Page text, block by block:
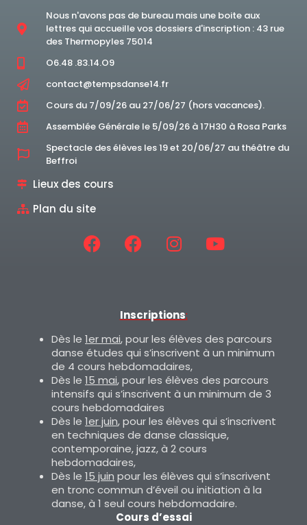
Nous n'avons pas de bureau mais une boite aux
lettres qui accueille vos dossiers d'inscription : 43 rue
des Thermopyles 75014
O6.48 .83.14.O9
contact@tempsdanse14.fr
Cours du 7/09/26 au 27/06/27 (hors vacances).
Assemblée Générale le 5/09/26 à 17H30 à Rosa Parks
Spectacle des élèves les 19 et 20/06/27 au théâtre du
Beffroi
Lieux des cours
Plan du site
Inscriptions:
Dès le 1er mai, pour les élèves des parcours
danse études qui s’inscrivent à un minimum
de 4 cours hebdomadaires,
Dès le 15 mai, pour les élèves des parcours
intensifs qui s’inscrivent à un minimum de 3
cours hebdomadaires
Dès le 1er juin, pour les élèves qui s’inscrivent
en techniques de danse classique,
contemporaine, jazz, à 2 cours
hebdomadaires,
Dès le 15 juin pour les élèves qui s’inscrivent
en tronc commun d’éveil ou initiation à la
danse, à 1 seul cours hebdomadaire.
Cours d’essai